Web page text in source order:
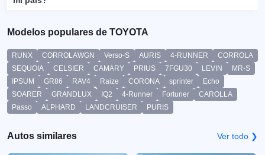
Modelos populares de TOYOTA
RUNX CORROLAWGN Verso-S AURIS 4-RUNNER
CORROLA
SEQUOIA
CELSIER CAMARY PRIUS 7FGU30 LEVIN
MR-S
IPSUM
GR86 RAV4 Raize CORONA sprinter
Echo
SOARER
GRANDLUX IQ2 4-Runner Fortuner
CAROLLA
Passo
ALPHARD LANDCRUISER PURIS
Autos similares Ver todo ❯